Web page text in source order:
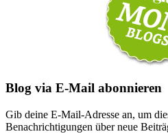
Blog via E-Mail abonnieren
Gib deine E-Mail-Adresse an, um
Benachrichtigungen über neue